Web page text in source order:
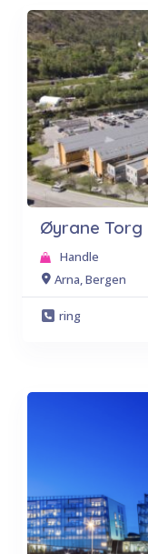
Øyrane Torg
Handle
Arna, Bergen
ring